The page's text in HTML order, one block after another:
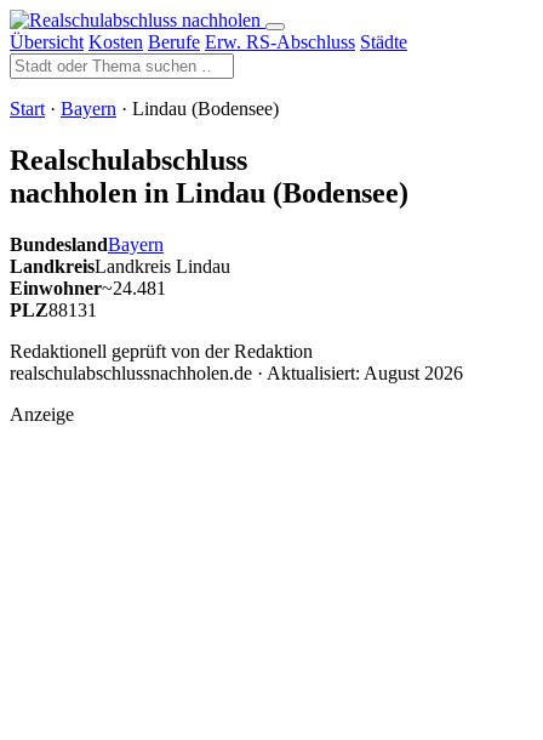
Übersicht Kosten Berufe Erw. RS-Abschluss Städte
Start · Bayern · Lindau (Bodensee)
Realschulabschluss
nachholen in Lindau (Bodensee)
BundeslandBayern
LandkreisLandkreis Lindau
Einwohner~24.481
PLZ88131
Redaktionell geprüft von der Redaktion
realschulabschlussnachholen.de · Aktualisiert: August 2026
Anzeige